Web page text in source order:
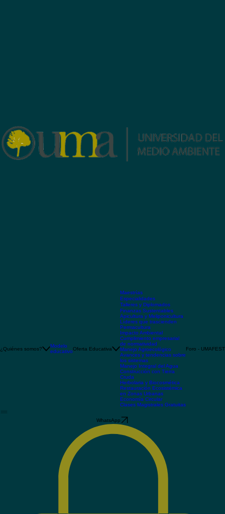
Modelo
Maestrías
Especialidades
Talleres y Diplomados
Finanzas Sustentables
Apicultura y Meliponicultura
Líderes que trascienden
Permacultura
Impacto Ambiental
Cumplimiento empresarial
de normatividad
Manejo Agroecológico
Avances y tendencias sobre
los sistemas
Manejo Integral del Agua
Construcción con Tierra
Cruda
Herbolaria y Biocosmética
Restauración Ecosistémica
en Zonas Urbanas
Economía Circular
WhatsApp